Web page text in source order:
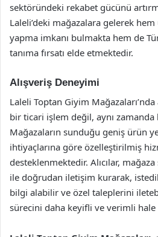
sektöründeki rekabet gücünü
Laleli’deki mağazalara gelerek
yapma imkanı bulmakta hem de
tanıma fırsatı elde etmektedir.
Alışveriş Deneyimi
Laleli Toptan Giyim
bir ticari işlem değil, aynı
Mağazaların sunduğu geniş ürün
ihtiyaçlarına göre özelleştirilmiş
desteklenmektedir. Alıcılar,
ile doğrudan iletişim kurarak,
bilgi alabilir ve özel taleplerini
sürecini daha keyifli ve verimli